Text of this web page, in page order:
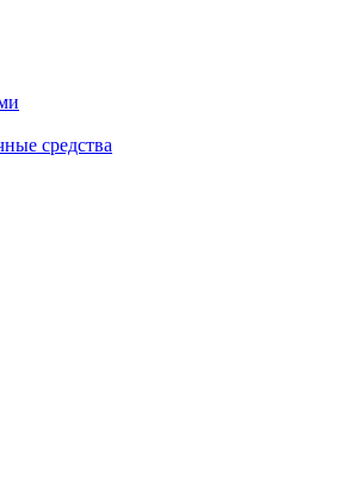
средства